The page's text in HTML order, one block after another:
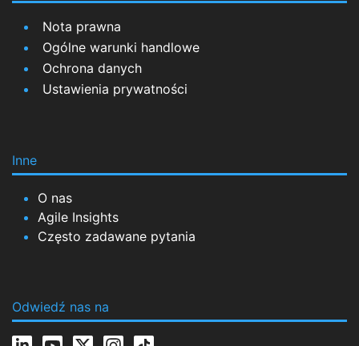
Nota prawna
Ogólne warunki handlowe
Ochrona danych
Ustawienia prywatności
Inne
O nas
Agile Insights
Często zadawane pytania
Odwiedź nas na